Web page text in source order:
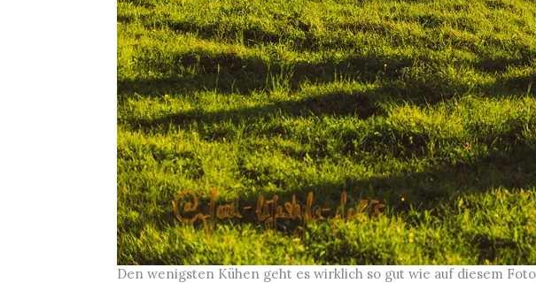
Den wenigsten Kühen geht es wirklich so gut wie auf diesem